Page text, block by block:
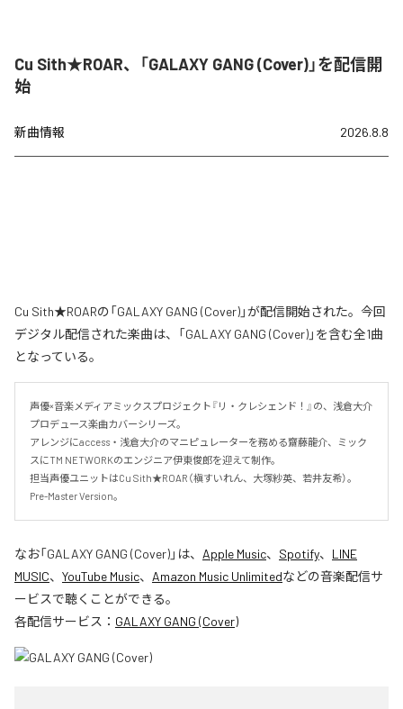
Cu Sith★ROAR、「GALAXY GANG (Cover)」を配信開
始
新曲情報 2026.8.8
Cu Sith★ROARの「GALAXY GANG (Cover)」が配信開始された。今回
デジタル配信された楽曲は、「GALAXY GANG (Cover)」を含む全1曲
となっている。
声優×音楽メディアミックスプロジェクト『リ・クレシェンド！』の、浅倉大介
プロデュース楽曲カバーシリーズ。
アレンジにaccess・浅倉大介のマニピュレーターを務める齋藤龍介、ミック
スにTM NETWORKのエンジニア伊東俊郎を迎えて制作。
担当声優ユニットはCu Sith★ROAR（槇すいれん、大塚紗英、若井友希）。
Pre-Master Version。
なお「GALAXY GANG (Cover)」は、 Apple Music、 Spotify、 LINE
MUSIC、 YouTube Music、 Amazon Music Unlimitedなどの音楽配信サ
ービスで聴くことができる。
各配信サービス： GALAXY GANG (Cover)